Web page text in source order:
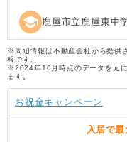
school 鹿屋市立鹿屋東中
※周辺情報は不動産会社から提供
報です。
※2024年10月時点のデータを元
ます。
お祝金キャンペーン
入居で最